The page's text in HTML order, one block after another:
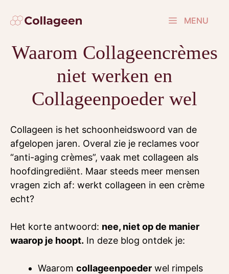
naar
inhoud
MENU
Waarom Collageencrèmes
niet werken en
Collageenpoeder wel
Collageen is het schoonheidswoord van de
afgelopen jaren. Overal zie je reclames voor
“anti-aging crèmes”, vaak met collageen als
hoofdingrediënt. Maar steeds meer mensen
vragen zich af: werkt collageen in een crème
echt?
Het korte antwoord: nee, niet op de manier
waarop je hoopt. In deze blog ontdek je:
Waarom collageenpoeder wel rimpels